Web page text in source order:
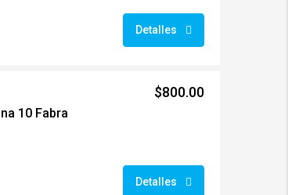
Detalles
10 Fabra
$800.00
Detalles